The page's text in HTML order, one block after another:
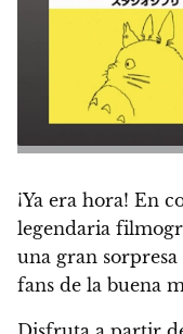
¡Ya era hora! En
legendaria
una gran
fans de la buena